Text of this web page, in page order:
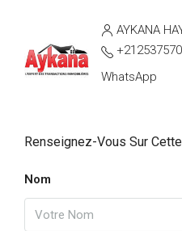
AYKANA
WhatsApp
Renseignez-Vous Sur
Nom